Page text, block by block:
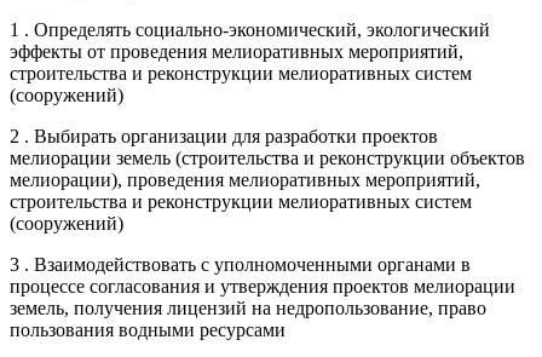
1 . Определять социально-экономический, экологический
эффекты от проведения мелиоративных мероприятий,
строительства и реконструкции мелиоративных систем
(сооружений)
2 . Выбирать организации для разработки проектов
мелиорации земель (строительства и реконструкции объектов
мелиорации), проведения мелиоративных мероприятий,
строительства и реконструкции мелиоративных систем
(сооружений)
3 . Взаимодействовать с уполномоченными органами в
процессе согласования и утверждения проектов мелиорации
земель, получения лицензий на недропользование, право
пользования водными ресурсами